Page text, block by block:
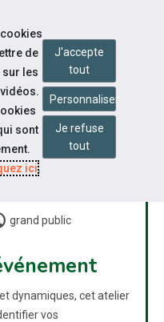
SUR SON
grand public
dynamiques, cet atelier
vos
de
sur les
sont
ici.
J'accepte
tout
Personnaliser
Je refuse
tout